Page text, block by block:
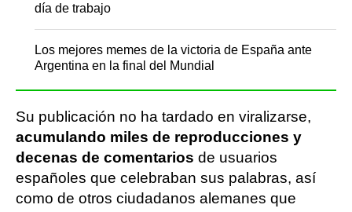
día de trabajo
Los mejores memes de la victoria de España ante
Argentina en la final del Mundial
Su publicación no ha tardado en viralizarse,
acumulando miles de reproducciones y
decenas de comentarios de usuarios
españoles que celebraban sus palabras, así
como de otros ciudadanos alemanes que